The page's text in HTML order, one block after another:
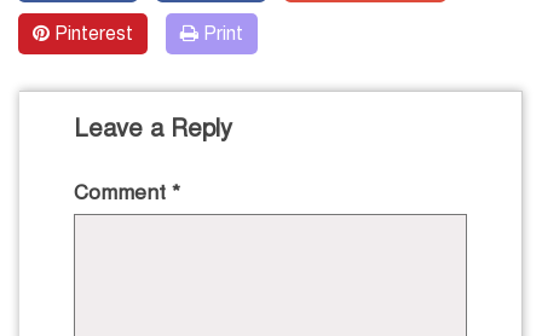
Pinterest Print
Leave a Reply
Comment *